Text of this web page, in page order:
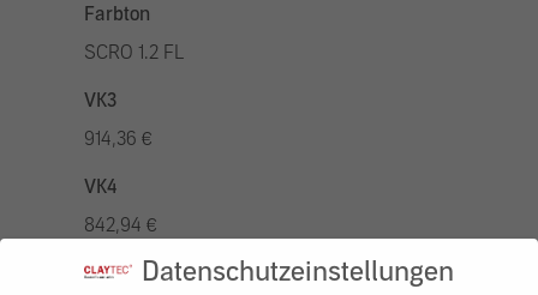
Farbton
SCRO 1.2 FL
VK3
914,36 €
VK4
842,94 €
VK5
Datenschutzeinstellungen